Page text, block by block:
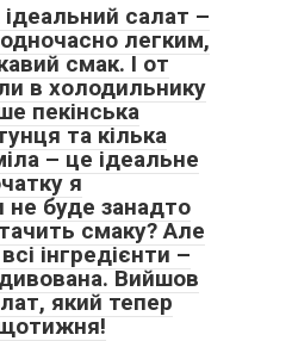
салат –
легким,
смак. І от
в холодильнику
пекінська
та кілька
– це ідеальне
я
не буде занадто
смаку? Але
інгредієнти –
Вийшов
який тепер